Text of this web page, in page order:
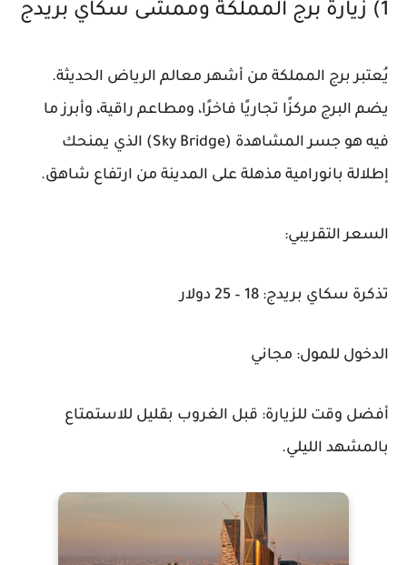
1) زيارة برج المملكة وممشى سكاي بريدج
يُعتبر برج المملكة من أشهر معالم الرياض الحديثة.
يضم البرج مركزًا تجاريًا فاخرًا، ومطاعم راقية، وأبرز ما
فيه هو جسر المشاهدة (Sky Bridge) الذي يمنحك
إطلالة بانورامية مذهلة على المدينة من ارتفاع شاهق.
السعر التقريبي:
تذكرة سكاي بريدج: 18 – 25 دولار
الدخول للمول: مجاني
أفضل وقت للزيارة: قبل الغروب بقليل للاستمتاع
بالمشهد الليلي.